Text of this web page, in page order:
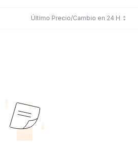
Último Precio/Cambio en 24 H